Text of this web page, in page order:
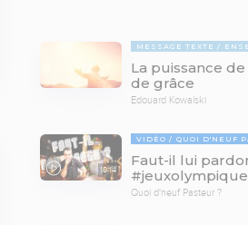
MESSAGE TEXTE
La puissance de
de grâce
Edouard Kowalski
18:14
VIDÉO QUOI D'NEUF
Faut-il lui
Quoi d'neuf Pasteur ?